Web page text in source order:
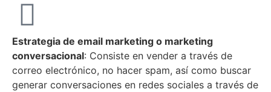
Estrategia de email marketing o marketing
conversacional: Consiste en vender a través de
correo electrónico, no hacer spam, así como buscar
generar conversaciones en redes sociales a través de